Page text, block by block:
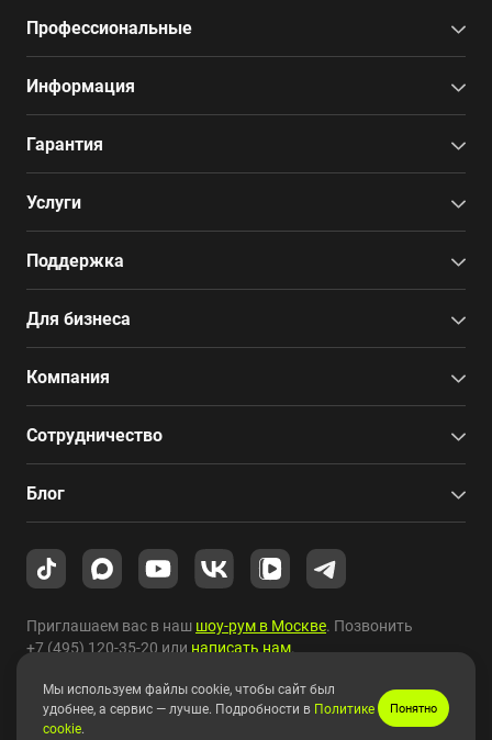
Профессиональные
Информация
Гарантия
Услуги
Поддержка
Для бизнеса
Компания
Сотрудничество
Блог
Приглашаем вас в наш шоу-рум в Москве. Позвонить
+7 (495) 120-35-20илинаписать нам.
Copyright © 2010-2026 HYPERPC.
Мы используем файлы cookie, чтобы сайт был
удобнее, а сервис — лучше. Подробности в Политике
cookie.
Понятно